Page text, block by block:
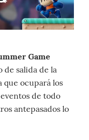
Game
de salida de la
que ocupará los
de todo
antepasados lo